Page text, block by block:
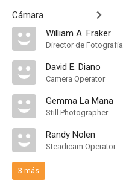
Cámara
William A. Fraker
Director de Fotografía
David E. Diano
Camera Operator
Gemma La Mana
Still Photographer
Randy Nolen
Steadicam Operator
3 más